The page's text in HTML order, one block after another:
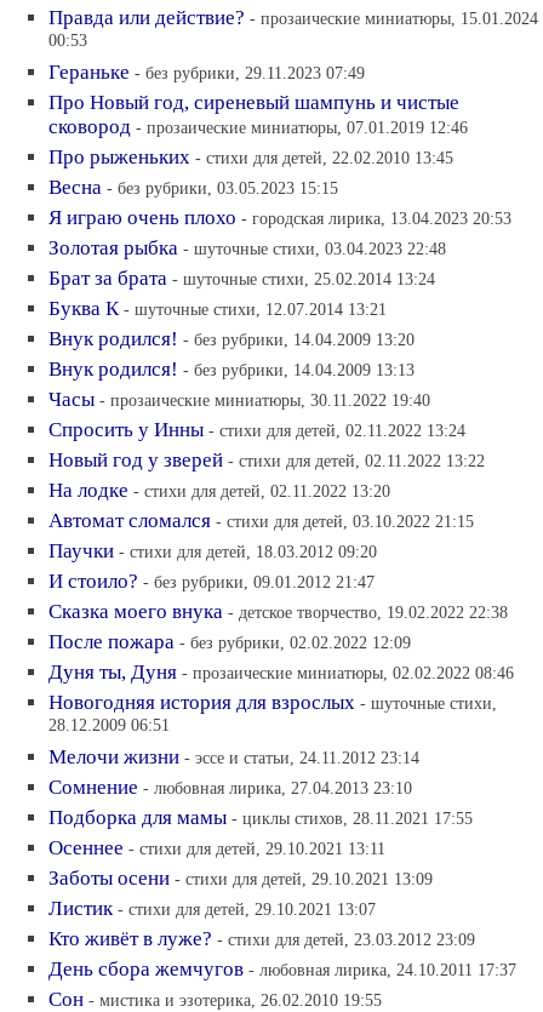
Правда или действие? - прозаические миниатюры, 15.01.2024
00:53
Гераньке - без рубрики, 29.11.2023 07:49
Про Новый год, сиреневый шампунь и чистые
сковород - прозаические миниатюры, 07.01.2019 12:46
Про рыженьких - стихи для детей, 22.02.2010 13:45
Весна - без рубрики, 03.05.2023 15:15
Я играю очень плохо - городская лирика, 13.04.2023 20:53
Золотая рыбка - шуточные стихи, 03.04.2023 22:48
Брат за брата - шуточные стихи, 25.02.2014 13:24
Буква К - шуточные стихи, 12.07.2014 13:21
Внук родился! - без рубрики, 14.04.2009 13:20
Внук родился! - без рубрики, 14.04.2009 13:13
Часы - прозаические миниатюры, 30.11.2022 19:40
Спросить у Инны - стихи для детей, 02.11.2022 13:24
Новый год у зверей - стихи для детей, 02.11.2022 13:22
На лодке - стихи для детей, 02.11.2022 13:20
Автомат сломался - стихи для детей, 03.10.2022 21:15
Паучки - стихи для детей, 18.03.2012 09:20
И стоило? - без рубрики, 09.01.2012 21:47
Сказка моего внука - детское творчество, 19.02.2022 22:38
После пожара - без рубрики, 02.02.2022 12:09
Дуня ты, Дуня - прозаические миниатюры, 02.02.2022 08:46
Новогодняя история для взрослых - шуточные стихи,
28.12.2009 06:51
Мелочи жизни - эссе и статьи, 24.11.2012 23:14
Сомнение - любовная лирика, 27.04.2013 23:10
Подборка для мамы - циклы стихов, 28.11.2021 17:55
Осеннее - стихи для детей, 29.10.2021 13:11
Заботы осени - стихи для детей, 29.10.2021 13:09
Листик - стихи для детей, 29.10.2021 13:07
Кто живёт в луже? - стихи для детей, 23.03.2012 23:09
День сбора жемчугов - любовная лирика, 24.10.2011 17:37
Сон - мистика и эзотерика, 26.02.2010 19:55